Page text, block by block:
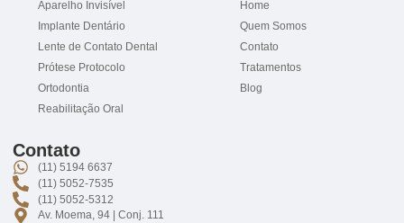
Aparelho Invisível
Implante Dentário
Lente de Contato Dental
Prótese Protocolo
Ortodontia
Reabilitação Oral
Home
Quem Somos
Contato
Tratamentos
Blog
Contato
(11) 5194 6637
(11) 5052-7535
(11) 5052-5312
Av. Moema, 94 | Conj. 111